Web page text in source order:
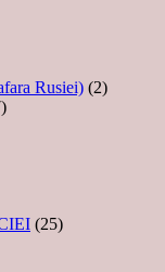
Rusiei) (2)
(25)